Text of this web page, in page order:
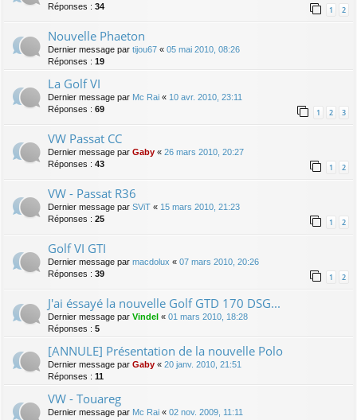
Réponses : 34 1 2
Nouvelle Phaeton
Dernier message par tijou67 « 05 mai 2010, 08:26
Réponses : 19
La Golf VI
Dernier message par Mc Rai « 10 avr. 2010, 23:11
Réponses : 69 1 2 3
VW Passat CC
Dernier message par Gaby « 26 mars 2010, 20:27
Réponses : 43 1 2
VW - Passat R36
Dernier message par SViT « 15 mars 2010, 21:23
Réponses : 25 1 2
Golf VI GTI
Dernier message par macdolux « 07 mars 2010, 20:26
Réponses : 39 1 2
J'ai éssayé la nouvelle Golf GTD 170 DSG...
Dernier message par Vindel « 01 mars 2010, 18:28
Réponses : 5
[ANNULE] Présentation de la nouvelle Polo
Dernier message par Gaby « 20 janv. 2010, 21:51
Réponses : 11
VW - Touareg
Dernier message par Mc Rai « 02 nov. 2009, 11:11